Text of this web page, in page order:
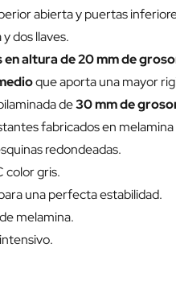
abierta y puertas
dos llaves.
altura de 20 mm de
que aporta una mayor
de30 mm de
fabricados en melamina
redondeadas.
color gris.
una perfecta estabilidad.
melamina.